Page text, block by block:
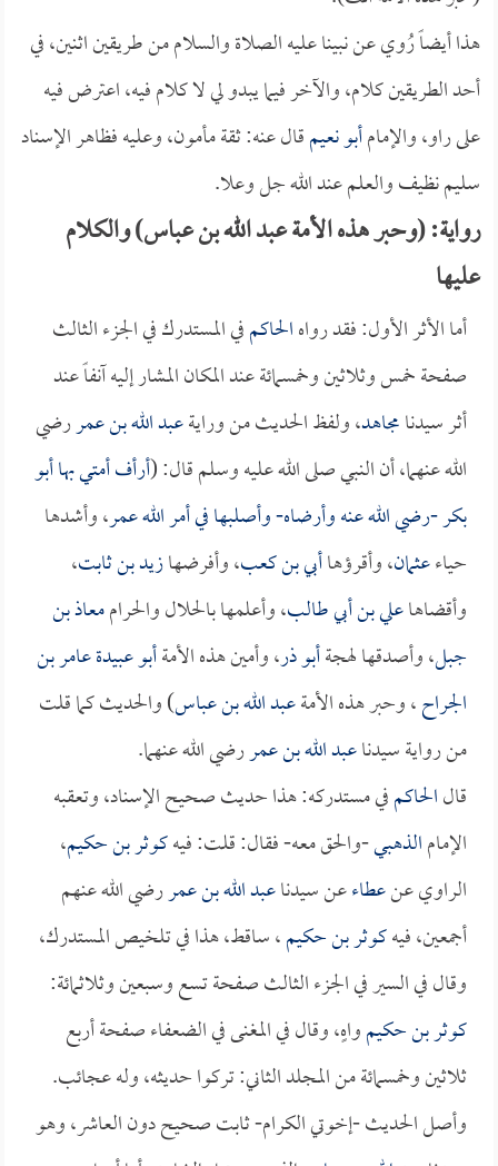
هذا أيضاً رُوي عن نبينا عليه الصلاة والسلام من طريقين اثنين، في
أحد الطريقين كلام، والآخر فيما يبدو لي لا كلام فيه، اعترض فيه
على راو، والإمامأبو نعيمقال عنه: ثقة مأمون، وعليه فظاهر الإسناد
سليم نظيف والعلم عند الله جل وعلا.
رواية: (وحبر هذه الأمة عبد الله بن عباس) والكلام
عليها
أما الأثر الأول: فقد رواهالحاكمفي المستدرك في الجزء الثالث
صفحة خمس وثلاثين وخمسمائة عند المكان المشار إليه آنفاً عند
أثر سيدنامجاهد، ولفظ الحديث من ورايةعبد الله بن عمررضي
الله عنهما، أن النبي صلى الله عليه وسلم قال: (أرأف أمتي بهاأبو
بكر-رضي الله عنه وأرضاه- وأصلبها في أمر اللهعمر، وأشدها
حياءعثمان، وأقرؤهاأبي بن كعب، وأفرضهازيد بن ثابت،
وأقضاهاعلي بن أبي طالب، وأعلمها بالحلال والحراممعاذ بن
جبل، وأصدقها لهجةأبو ذر، وأمين هذه الأمةأبو عبيدة عامر بن
الجراح، وحبر هذه الأمةعبد الله بن عباس) والحديث كما قلت
من رواية سيدناعبد الله بن عمررضي الله عنهما.
قالالحاكمفي مستدركه: هذا حديث صحيح الإسناد، وتعقبه
الإمامالذهبي-والحق معه- فقال: قلت: فيهكوثر بن حكيم،
الراوي عنعطاءعن سيدناعبد الله بن عمررضي الله عنهم
أجمعين، فيهكوثر بن حكيم، ساقط، هذا في تلخيص المستدرك،
وقال في السير في الجزء الثالث صفحة تسع وسبعين وثلاثمائة:
كوثر بن حكيمواهٍ، وقال في المغنى في الضعفاء صفحة أربع
ثلاثين وخمسمائة من المجلد الثاني: تركوا حديثه، وله عجائب.
وأصل الحديث -إخوتي الكرام- ثابت صحيح دون العاشر، وهو